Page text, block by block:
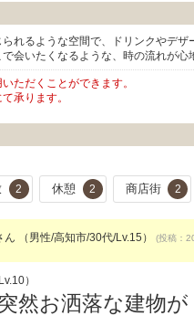
れるような空間で、ドリンクやデ
会いたくなるような、時の流れが心
ただくことができます。
承ります。
2 休憩 2 商店街 2
ん （男性/高知市/30代/Lv.15） (投稿：
）
然お洒落な建物